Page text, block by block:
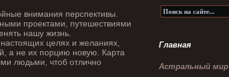
внимания перспективы.
проектами, путешествиями
нашу жизнь.
целях и желаниях,
а не их порцию новую. Карта
людьми, чтоб отлично
Главная
Астральный мир